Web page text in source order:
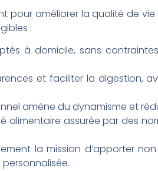
pour améliorer la qualité de vie
:
à domicile, sans
et faciliter la digestion,
amène du dynamisme et
assurée par des
la mission d’apporter